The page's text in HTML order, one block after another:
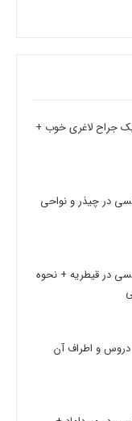
(9 ویژگی یک جراح لاغری خوب +
در چیذر و نواحی
در قیطریه + نحوه
و اطراف آن